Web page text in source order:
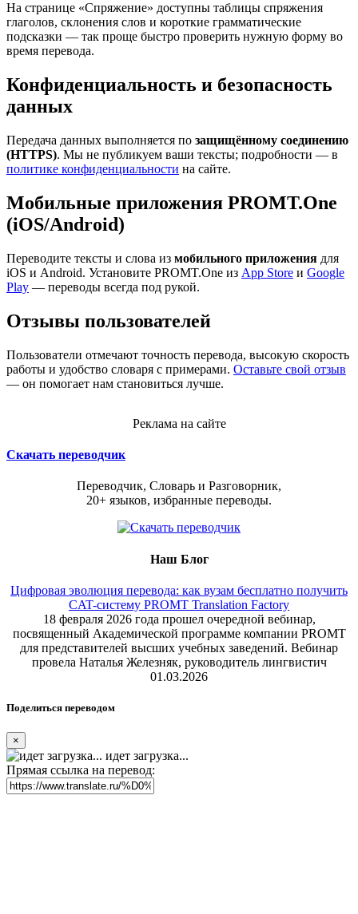
На странице «Спряжение» доступны таблицы спряжения
глаголов, склонения слов и короткие грамматические
подсказки — так проще быстро проверить нужную форму во
время перевода.
Конфиденциальность и безопасность
данных
Передача данных выполняется по защищённому соединению
(HTTPS). Мы не публикуем ваши тексты; подробности — в
политике конфиденциальности на сайте.
Мобильные приложения PROMT.One
(iOS/Android)
Переводите тексты и слова из мобильного приложения для
iOS и Android. Установите PROMT.One из App Store и Google
Play — переводы всегда под рукой.
Отзывы пользователей
Пользователи отмечают точность перевода, высокую скорость
работы и удобство словаря с примерами. Оставьте свой отзыв
— он помогает нам становиться лучше.
Реклама на сайте
Скачать переводчик
Переводчик, Словарь и Разговорник,
20+ языков, избранные переводы.
Наш Блог
Цифровая эволюция перевода: как вузам бесплатно получить
CAT-систему PROMT Translation Factory
18 февраля 2026 года прошел очередной вебинар,
посвященный Академической программе компании PROMT
для представителей высших учебных заведений. Вебинар
провела Наталья Железняк, руководитель лингвистич
01.03.2026
Поделиться переводом
×
идет загрузка...
Прямая ссылка на перевод: